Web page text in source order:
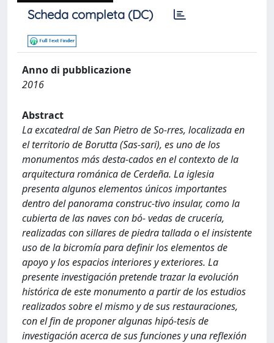
Scheda completa (DC)
Anno di pubblicazione
2016
Abstract
La excatedral de San Pietro de So-rres, localizada en
el territorio de Borutta (Sas-sari), es uno de los
monumentos más desta-cados en el contexto de la
arquitectura románica de Cerdeña. La iglesia
presenta algunos elementos únicos importantes
dentro del panorama construc-tivo insular, como la
cubierta de las naves con bó- vedas de crucería,
realizadas con sillares de piedra tallada o el insistente
uso de la bicromía para deﬁnir los elementos de
apoyo y los espacios interiores y exteriores. La
presente investigación pretende trazar la evolución
histórica de este monumento a partir de los estudios
realizados sobre el mismo y de sus restauraciones,
con el ﬁn de proponer algunas hipó-tesis de
investigación acerca de sus funciones y una reﬂexión